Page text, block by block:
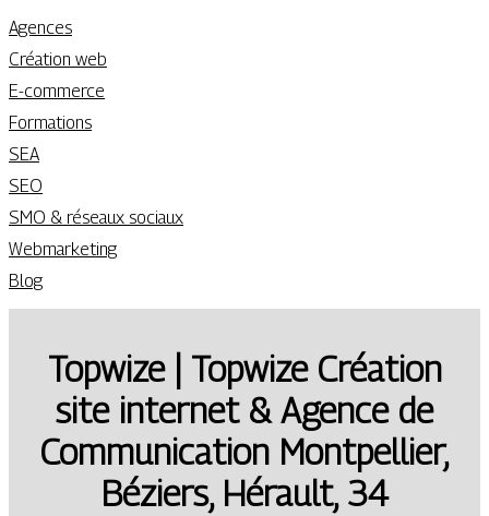
Agences
Création web
E-commerce
Formations
SEA
SEO
SMO & réseaux sociaux
Webmarketing
Blog
Topwize | Topwize Création
site internet & Agence de
Com­munica­tion Montpellier,
Béziers, Hérault, 34